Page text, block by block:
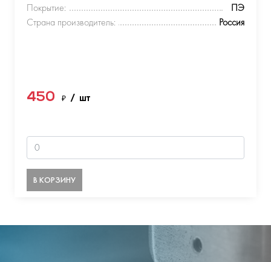
Покрытие:
ПЭ
Страна производитель:
Россия
450 ₽ / шт
В КОРЗИНУ